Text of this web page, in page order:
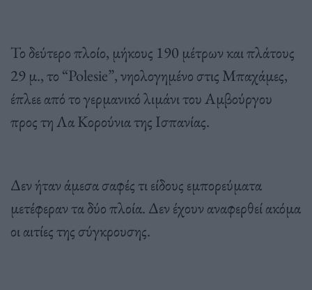
Το δεύτερο πλοίο, μήκους 190 μέτρων και πλάτους
29 μ., το “Polesie”, νηολογημένο στις Μπαχάμες,
έπλεε από το γερμανικό λιμάνι του Αμβούργου
προς τη Λα Κορούνια της Ισπανίας.
Δεν ήταν άμεσα σαφές τι είδους εμπορεύματα
μετέφεραν τα δύο πλοία. Δεν έχουν αναφερθεί ακόμα
οι αιτίες της σύγκρουσης.